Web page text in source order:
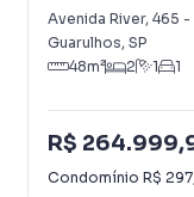
Avenida River, 465 -
Guarulhos, SP
48m² 2 1 1
R$
Condomínio R$